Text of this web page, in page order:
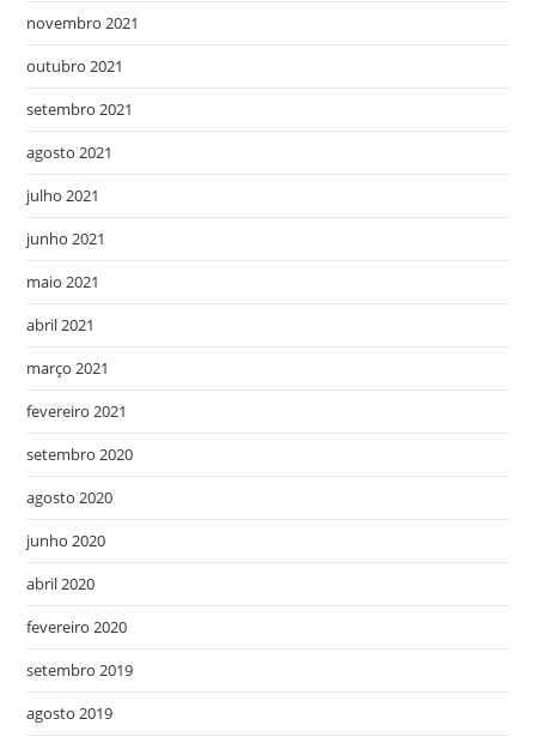
novembro 2021
outubro 2021
setembro 2021
agosto 2021
julho 2021
junho 2021
maio 2021
abril 2021
março 2021
fevereiro 2021
setembro 2020
agosto 2020
junho 2020
abril 2020
fevereiro 2020
setembro 2019
agosto 2019